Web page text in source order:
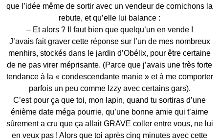
que l’idée même de sortir avec un vendeur de cornichons la
rebute, et qu’elle lui balance :
– Et alors ? Il faut bien que quelqu’un en vende !
J’avais fait graver cette réponse sur l’un de mes nombreux
menhirs, stockés dans le jardin d’Obélix, pour être certaine
de ne pas virer méprisante. (Parce que j’avais une très forte
tendance à la « condescendante manie » et à me comporter
parfois un peu comme Izzy avec certains gars).
C’est pour ça que toi, mon lapin, quand tu sortiras d’une
énième date méga pourrie, qu’une bonne amie qui t’aime
sûrement a cru que ça allait GRAVE coller entre vous, ne lui
en veux pas ! Alors que toi après cinq minutes avec cette